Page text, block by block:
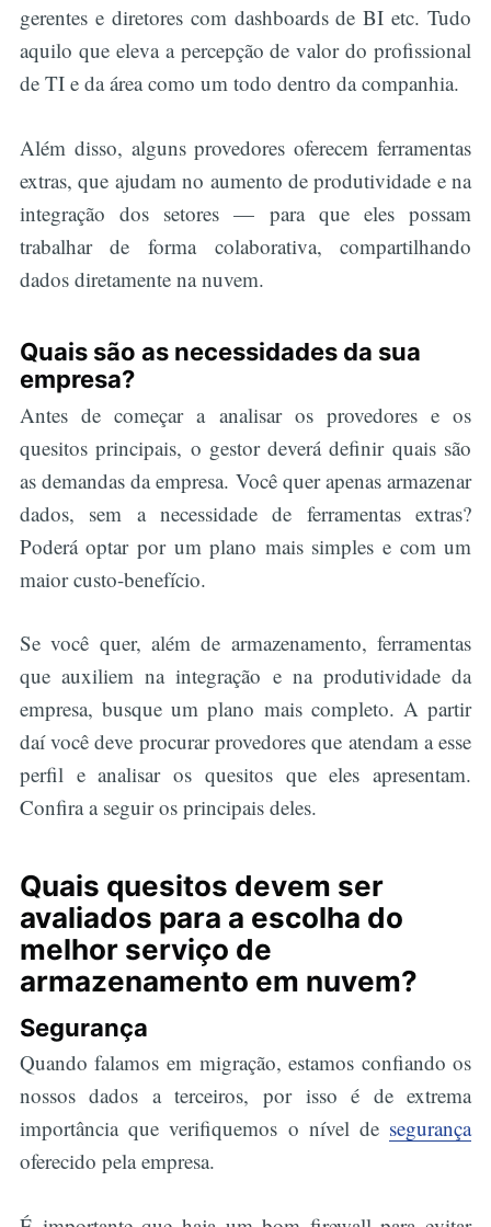
gerentes e diretores com dashboards de BI etc. Tudo
aquilo que eleva a percepção de valor do profissional
de TI e da área como um todo dentro da companhia.
Além disso, alguns provedores oferecem ferramentas
extras, que ajudam no aumento de produtividade e na
integração dos setores — para que eles possam
trabalhar de forma colaborativa, compartilhando
dados diretamente na nuvem.
Quais são as necessidades da sua
empresa?
Antes de começar a analisar os provedores e os
quesitos principais, o gestor deverá definir quais são
as demandas da empresa. Você quer apenas armazenar
dados, sem a necessidade de ferramentas extras?
Poderá optar por um plano mais simples e com um
maior custo-benefício.
Se você quer, além de armazenamento, ferramentas
que auxiliem na integração e na produtividade da
empresa, busque um plano mais completo. A partir
daí você deve procurar provedores que atendam a esse
perfil e analisar os quesitos que eles apresentam.
Confira a seguir os principais deles.
Quais quesitos devem ser
avaliados para a escolha do
melhor serviço de
armazenamento em nuvem?
Segurança
Quando falamos em migração, estamos confiando os
nossos dados a terceiros, por isso é de extrema
importância que verifiquemos o nível de segurança
oferecido pela empresa.